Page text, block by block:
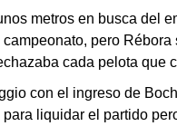
metros en busca del
pero
cada pelota que
con el ingreso de
liquidar el partido